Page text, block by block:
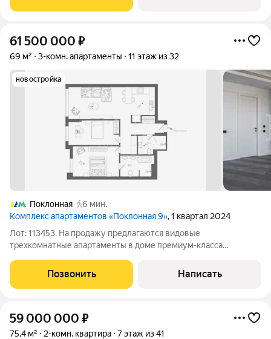
горы. Высота потолков 3,25 м.
61 500 000 ₽
69 м² 3-комн. апартаменты 11 этаж из 32
новостройка
Поклонная
6 мин.
Комплекс апартаментов «Поклонная 9», 1 квартал 2024
Лот: 113453. На продажу предлагаются видовые
трехкомнатные апартаменты в доме премиум-класса
изолировать кухню, две спальни, одна из которых со своим
санузлом, совмещенный санузел, прихожая.
Позвонить Написать
59 000 000 ₽
75,4 м² 2-комн. квартира 7 этаж из 41